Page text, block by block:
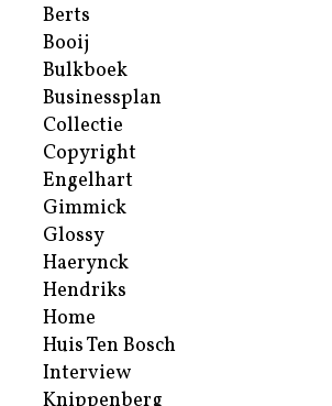
Berts
Booij
Bulkboek
Businessplan
Collectie
Copyright
Engelhart
Gimmick
Glossy
Haerynck
Hendriks
Home
Huis Ten Bosch
Interview